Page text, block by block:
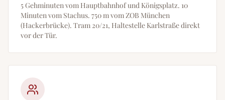
5 Gehminuten vom Hauptbahnhof und Königsplatz. 10
Minuten vom Stachus. 750 m vom ZOB München
(Hackerbrücke). Tram 20/21, Haltestelle Karlstraße direkt
vor der Tür.